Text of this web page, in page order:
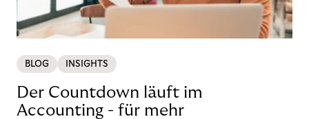
BLOG INSIGHTS
Der Countdown läuft im
Accounting - für mehr